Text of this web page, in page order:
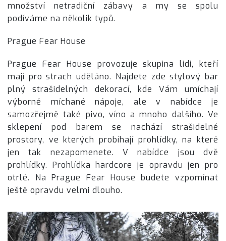
množství netradiční zábavy a my se spolu
podíváme na několik typů.
Prague Fear House
Prague Fear House provozuje skupina lidi, kteří
mají pro strach uděláno. Najdete zde stylový bar
plný strašidelných dekorací, kde Vám umíchají
výborné míchané nápoje, ale v nabídce je
samozřejmě také pivo, víno a mnoho dalšího. Ve
sklepení pod barem se nachází strašidelné
prostory, ve kterých probíhají prohlídky, na které
jen tak nezapomenete. V nabídce jsou dvě
prohlídky. Prohlídka hardcore je opravdu jen pro
otrlé. Na Prague Fear House budete vzpomínat
ještě opravdu velmi dlouho.